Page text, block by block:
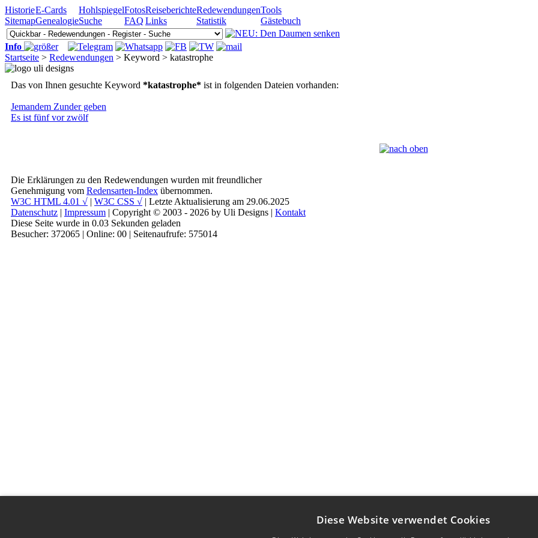
HistorieE-Cards HohlspiegelFotosReiseberichteRedewendungenTools
SitemapGenealogieSuche FAQ Links Statistik Gästebuch
Info
Startseite > Redewendungen > Keyword > katastrophe
Das von Ihnen gesuchte Keyword *katastrophe* ist in folgenden Dateien vorhanden:
Jemandem Zunder geben
Es ist fünf vor zwölf
Die Erklärungen zu den Redewendungen wurden mit freundlicher
Genehmigung vom Redensarten-Index übernommen.
W3C HTML 4.01 √ | W3C CSS √ | Letzte Aktualisierung am 29.06.2025
Datenschutz | Impressum | Copyright © 2003 - 2026 by Uli Designs | Kontakt
Diese Seite wurde in 0.03 Sekunden geladen
Besucher: 372065 | Online: 00 | Seitenaufrufe: 575014
Diese Website verwendet Cookies